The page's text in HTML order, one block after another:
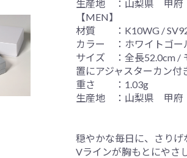
生産地 ：山梨県 甲府
【MEN】
材質 ：K10WG /
カラー ：ホワイトゴー
サイズ ：全長52.0cm /
置にアジャスターカン付
重さ ：1.03g
生産地 ：山梨県 甲府
穏やかな毎日に、さりげ
Vラインが胸もとにやさ